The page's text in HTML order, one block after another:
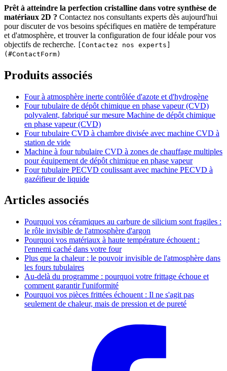
Prêt à atteindre la perfection cristalline dans votre synthèse de
matériaux 2D ? Contactez nos consultants experts dès aujourd'hui
pour discuter de vos besoins spécifiques en matière de température
et d'atmosphère, et trouver la configuration de four idéale pour vos
objectifs de recherche. [Contactez nos experts]
(#ContactForm)
Produits associés
Four à atmosphère inerte contrôlée d'azote et d'hydrogène
Four tubulaire de dépôt chimique en phase vapeur (CVD)
polyvalent, fabriqué sur mesure Machine de dépôt chimique
en phase vapeur (CVD)
Four tubulaire CVD à chambre divisée avec machine CVD à
station de vide
Machine à four tubulaire CVD à zones de chauffage multiples
pour équipement de dépôt chimique en phase vapeur
Four tubulaire PECVD coulissant avec machine PECVD à
gazéifieur de liquide
Articles associés
Pourquoi vos céramiques au carbure de silicium sont fragiles :
le rôle invisible de l'atmosphère d'argon
Pourquoi vos matériaux à haute température échouent :
l'ennemi caché dans votre four
Plus que la chaleur : le pouvoir invisible de l'atmosphère dans
les fours tubulaires
Au-delà du programme : pourquoi votre frittage échoue et
comment garantir l'uniformité
Pourquoi vos pièces frittées échouent : Il ne s'agit pas
seulement de chaleur, mais de pression et de pureté